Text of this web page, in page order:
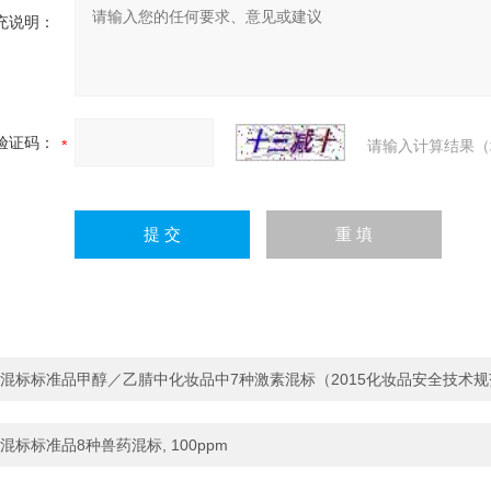
说明：
证码： 请输入计算结果
混标标准品甲醇／乙腈中化妆品中7种激素混标（2015化妆品安全技术
混标标准品8种兽药混标, 100ppm